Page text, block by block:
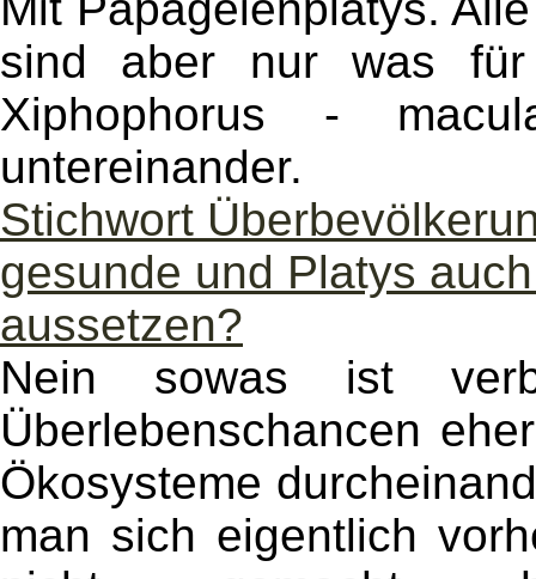
sind aber nur was
Xiphophorus -
untereinander.
Stichwort
gesunde und Platys
aussetzen?
Nein sowas ist
Überlebenschancen
Ökosysteme
man sich eigentlich